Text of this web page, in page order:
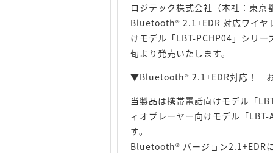
ロジテック株式会社（本社：東
Bluetooth® 2.1+EDR 対応ワイヤ
けモデル「LBT-PCHP04」シリ
旬より発売いたします。
▼Bluetooth® 2.1+EDR対応！ お
当製品は携帯電話向けモデル「
ィオプレーヤー向けモデル「
す。
Bluetooth® バージョン2.1+EDR